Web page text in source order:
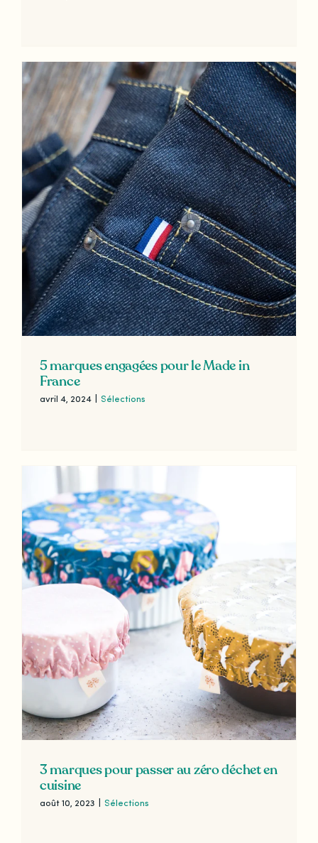
5 marques engagées pour le Made in
France
avril 4, 2024 Sélections
3 marques pour passer au zéro déchet en
cuisine
août 10, 2023 Sélections